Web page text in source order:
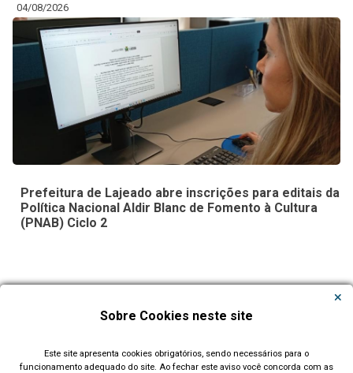
04/08/2026
Prefeitura de Lajeado abre inscrições para editais da
Política Nacional Aldir Blanc de Fomento à Cultura
(PNAB) Ciclo 2
Todas as Notícias
Sobre Cookies neste site
Este site apresenta cookies obrigatórios, sendo necessários para o
funcionamento adequado do site. Ao fechar este aviso você concorda com as